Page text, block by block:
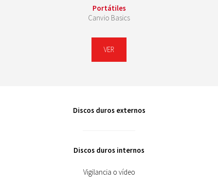
Portátiles
Canvio Basics
VER
Discos duros externos
Discos duros internos
Vigilancia o vídeo